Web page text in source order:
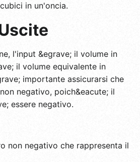
in un'oncia.
l'input &egrave; il volume in
il volume equivalente in
importante assicurarsi che
negativo, poich&eacute; il
essere negativo.
non negativo che rappresenta il